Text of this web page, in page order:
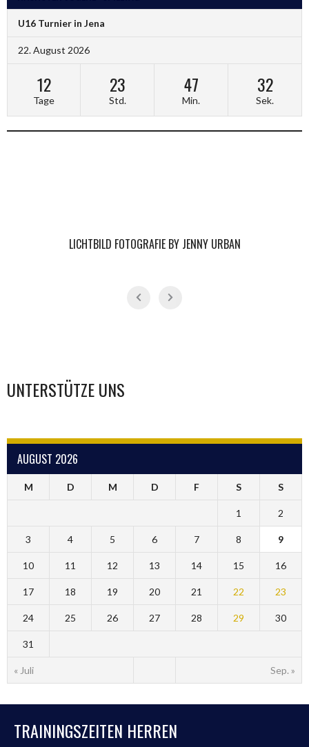
U16 Turnier in Jena
22. August 2026
12
Tage
23
Std.
47
Min.
32
Sek.
LICHTBILD FOTOGRAFIE BY JENNY URBAN
UNTERSTÜTZE UNS
AUGUST 2026
M D M D F S S
« Juli Sep. »
1 2
3 4 5 6 7 8 9
10 11 12 13 14 15 16
17 18 19 20 21 22 23
24 25 26 27 28 29 30
31
TRAININGSZEITEN HERREN